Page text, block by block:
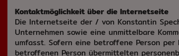
Kontaktmöglichkeit über die Internetseite
Die Internetseite der / von Konstantin
Unternehmen sowie eine unmittelbare
umfasst. Sofern eine betroffene Person
betroffenen Person übermittelten